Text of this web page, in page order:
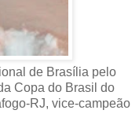
de Brasília pelo
Copa do Brasil do
RJ, vice-campeão